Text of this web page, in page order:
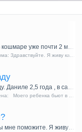
в кошмаре уже почти 2
Рима: Здравствуйте. Я живу
Елена: Моего ребенка бьют в саду. Даниле
Диля: здравствуйте.